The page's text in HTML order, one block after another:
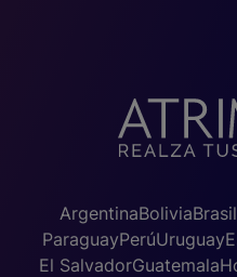
ArgentinaBoliviaBrasil
ParaguayPerúUruguay
El SalvadorGuatemala